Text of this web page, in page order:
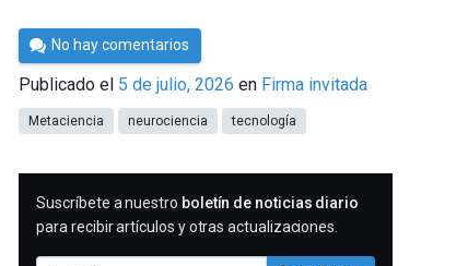
Por
César
Tomé
No hay comentarios
Publicado el 5 de julio, 2026 en Firma invitada
Metaciencia neurociencia tecnología
SUSCRIBIRME
Suscríbete a nuestro boletín de noticias diario
para recibir artículos y otras actualizaciones.